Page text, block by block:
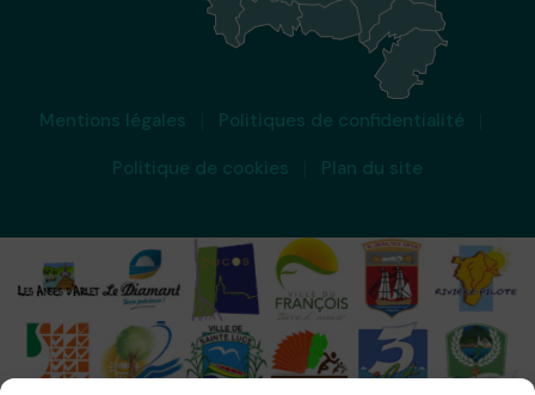
Mentions légales
Politiques de confidentialité
Politique de cookies
Plan du site